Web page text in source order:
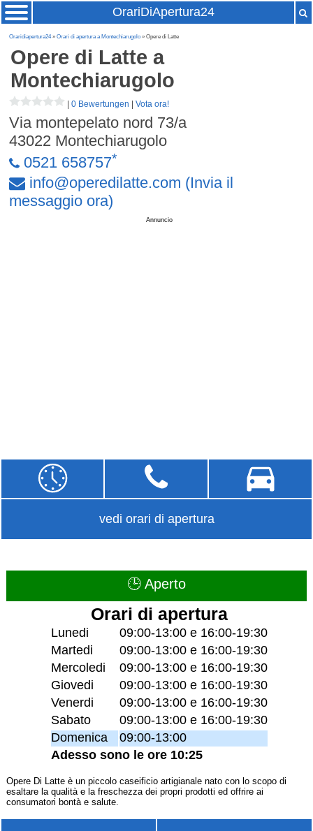
OrariDiApertura24
Oraridiapertura24»Orari di apertura a Montechiarugolo » Opere di Latte
Opere di Latte a
Montechiarugolo
|0 Bewertungen |Vota ora!
Via montepelato nord 73/a
43022 Montechiarugolo
0521 658757*
info@operedilatte.com (Invia il
messaggio ora)
Annuncio
vedi orari di apertura
🕒 Aperto
Orari di apertura
Lunedi
09:00-13:00 e 16:00-19:30
Martedi
09:00-13:00 e 16:00-19:30
Mercoledi
09:00-13:00 e 16:00-19:30
Giovedi
09:00-13:00 e 16:00-19:30
Venerdi
09:00-13:00 e 16:00-19:30
Sabato
09:00-13:00 e 16:00-19:30
Domenica
09:00-13:00
Adesso sono le ore 10:25
Opere Di Latte è un piccolo caseificio artigianale nato con lo scopo di
esaltare la qualità e la freschezza dei propri prodotti ed offrire ai
consumatori bontà e salute.